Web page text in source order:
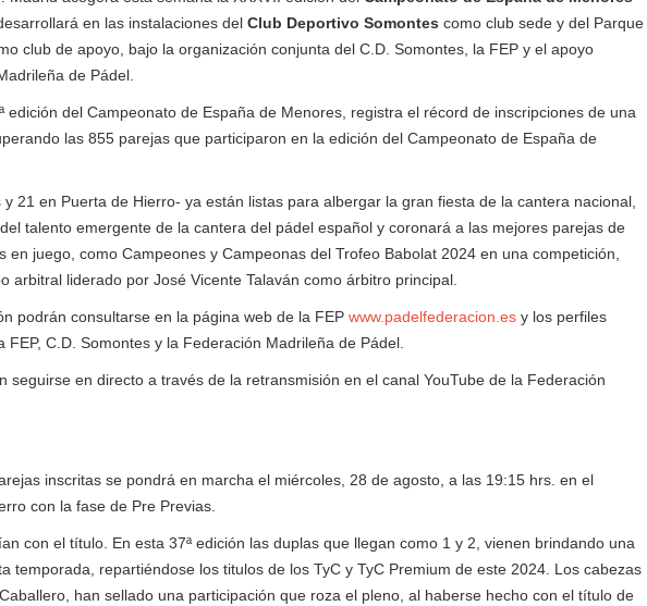
en las instalaciones del Club Deportivo Somontes como club sede y del Parque
club de apoyo, bajo la organización conjunta del C.D. Somontes, la FEP y el apoyo
de Pádel.
edición del Campeonato de España de Menores, registra el récord de inscripciones de una
las 855 parejas que participaron en la edición del Campeonato de España de
21 en Puerta de Hierro- ya están listas para albergar la gran fiesta de la cantera nacional,
talento emergente de la cantera del pádel español y coronará a las mejores parejas de
en juego, como Campeones y Campeonas del Trofeo Babolat 2024 en una competición,
arbitral liderado por José Vicente Talaván como árbitro principal.
podrán consultarse en la página web de la FEP www.padelfederacion.es y los perfiles
C.D. Somontes y la Federación Madrileña de Pádel.
seguirse en directo a través de la retransmisión en el canal YouTube de la Federación
inscritas se pondrá en marcha el miércoles, 28 de agosto, a las 19:15 hrs. en el
con la fase de Pre Previas.
con el título. En esta 37ª edición las duplas que llegan como 1 y 2, vienen brindando una
temporada, repartiéndose los titulos de los TyC y TyC Premium de este 2024. Los cabezas
han sellado una participación que roza el pleno, al haberse hecho con el título de